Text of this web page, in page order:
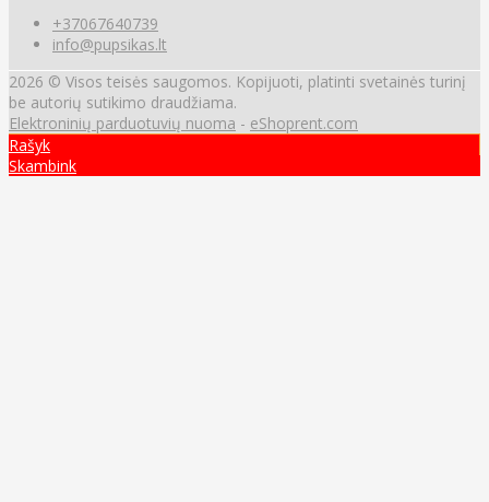
+37067640739
info@pupsikas.lt
2026 © Visos teisės saugomos. Kopijuoti, platinti svetainės turinį
be autorių sutikimo draudžiama.
Elektroninių parduotuvių nuoma - eShoprent.com
Rašyk
Skambink